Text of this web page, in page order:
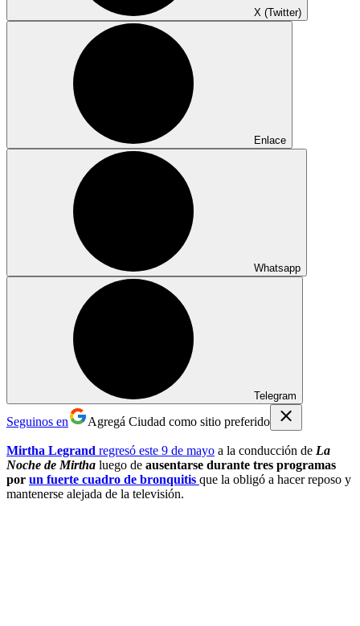
X (Twitter)
Enlace
Whatsapp
Telegram
Seguinos en Agregá Ciudad como sitio preferido
Mirtha Legrand regresó este 9 de mayo a la conducción de La
Noche de Mirtha luego de ausentarse durante tres programas
por un fuerte cuadro de bronquitis que la obligó a hacer reposo y
mantenerse alejada de la televisión.